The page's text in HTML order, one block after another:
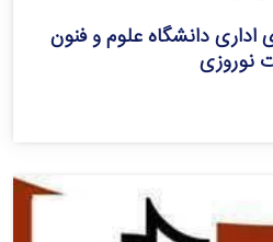
دانشگاه علوم و فنون
نوروزی